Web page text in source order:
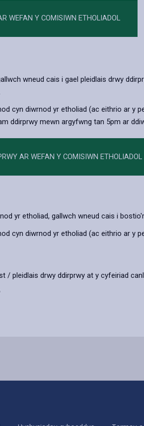
WEFAN Y COMISIWN ETHOLIADOL
wneud cais i gael pleidlais drwy
cyn diwrnod yr etholiad (ac eithrio ar y
ddirprwy mewn argyfwng tan 5pm ar
AR WEFAN Y COMISIWN ETHOLIADOL
yr etholiad, gallwch wneud cais i
cyn diwrnod yr etholiad (ac eithrio ar
/ pleidlais drwy ddirprwy at y cyfeiriad